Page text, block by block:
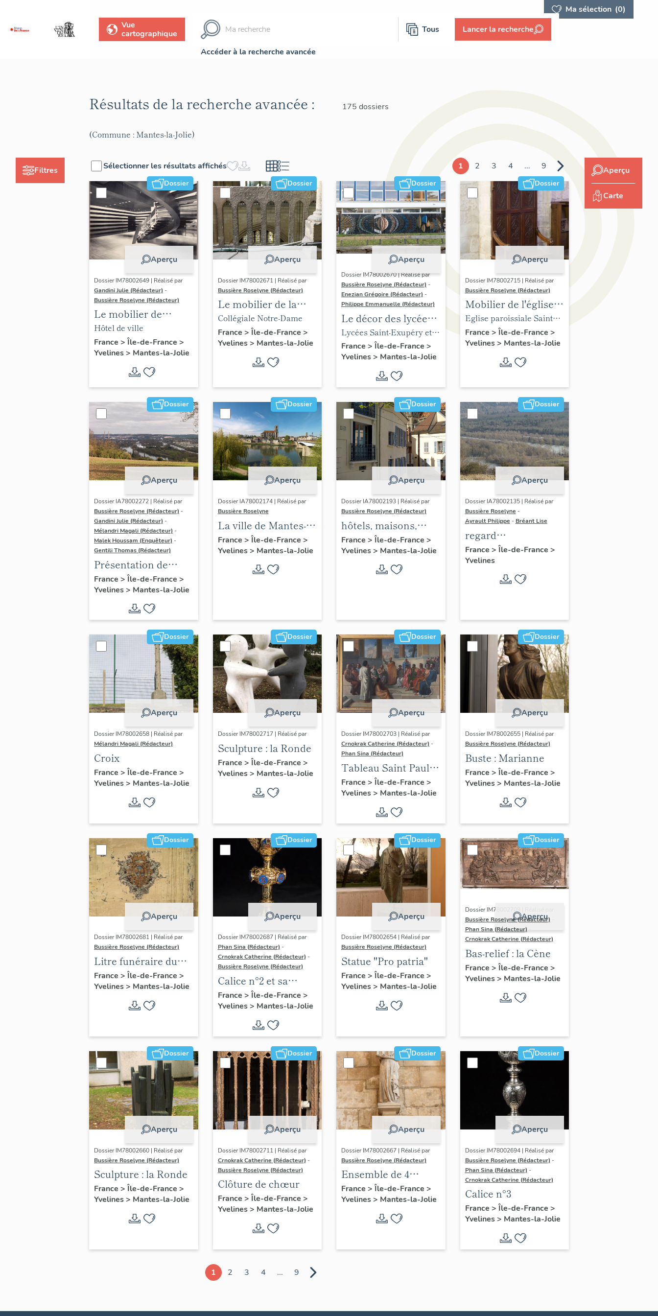
Ma sélection (0)
Vue
cartographique
Tous Lancer la recherche
Accéder à la recherche avancée
Filtres
Résultats de la recherche avancée : 175 dossiers
(Commune : Mantes-la-Jolie)
Sélectionner les résultats affichés 1 2 3 4 ... 9
Dossier
Aperçu
Dossier IM78002649 | Réalisé par
Gandini Julie (Rédacteur) -
Bussière Roselyne (Rédacteur)
Le mobilier de
l'hôtel de ville
Hôtel de ville
France > Île-de-France >
Yvelines> Mantes-la-Jolie
Dossier
Aperçu
Dossier IM78002671 | Réalisé par
Bussière Roselyne (Rédacteur)
Le mobilier de la
collégiale
Collégiale Notre-Dame
France > Île-de-France >
Yvelines> Mantes-la-Jolie
Dossier
Aperçu
Dossier IM78002670 | Réalisé par
Bussière Roselyne (Rédacteur) -
Enezian Grégoire (Rédacteur) -
Philippe Emmanuelle (Rédacteur)
Le décor des lycées
de Mantes
Lycées Saint-Exupéry et
Jean Rostand
France > Île-de-France >
Yvelines> Mantes-la-Jolie
Dossier
Aperçu
Dossier IM78002715 | Réalisé par
Bussière Roselyne (Rédacteur)
Mobilier de l'église
Sainte-Anne de
Gassicourt
Eglise paroissiale Sainte-
Anne
France > Île-de-France >
Yvelines> Mantes-la-Jolie
Dossier
Aperçu
Dossier IA78002272 | Réalisé par
Bussière Roselyne (Rédacteur) -
Gandini Julie (Rédacteur) -
Mélandri Magali (Rédacteur) -
Malek Houssam (Enquêteur) -
Gentili Thomas (Rédacteur)
Présentation de
l'étude
France > Île-de-France >
Yvelines> Mantes-la-Jolie
Dossier
Aperçu
Dossier IA78002174 | Réalisé par
Bussière Roselyne
La ville de Mantes-la-
Jolie
France > Île-de-France >
Yvelines> Mantes-la-Jolie
Dossier
Aperçu
Dossier IA78002193 | Réalisé par
Bussière Roselyne (Rédacteur)
hôtels, maisons,
immeubles
France > Île-de-France >
Yvelines> Mantes-la-Jolie
Dossier
Aperçu
Dossier IA78002135 | Réalisé par
Bussière Roselyne -
Ayrault Philippe - Bréant Lise
regard
photographique sur
le territoire de Seine-
France > Île-de-France >
Yvelines
Dossier
Aperçu
Dossier IM78002658 | Réalisé par
Mélandri Magali (Rédacteur)
Croix
France > Île-de-France >
Yvelines> Mantes-la-Jolie
Dossier
Aperçu
Dossier IM78002717 | Réalisé par
Sculpture : la Ronde
France > Île-de-France >
Yvelines> Mantes-la-Jolie
Dossier
Aperçu
Dossier IM78002703 | Réalisé par
Crnokrak Catherine (Rédacteur) -
Phan Sina (Rédacteur)
Tableau Saint Paul à
Athènes
France > Île-de-France >
Yvelines> Mantes-la-Jolie
Dossier
Aperçu
Dossier IM78002655 | Réalisé par
Bussière Roselyne (Rédacteur)
Buste : Marianne
France > Île-de-France >
Yvelines> Mantes-la-Jolie
Dossier
Aperçu
Dossier IM78002681 | Réalisé par
Bussière Roselyne (Rédacteur)
Litre funéraire du
prince de Conti
France > Île-de-France >
Yvelines> Mantes-la-Jolie
Dossier
Aperçu
Dossier IM78002687 | Réalisé par
Phan Sina (Rédacteur) -
Crnokrak Catherine (Rédacteur) -
Bussière Roselyne (Rédacteur)
Calice n°2 et sa
patène
France > Île-de-France >
Yvelines> Mantes-la-Jolie
Dossier
Aperçu
Dossier IM78002654 | Réalisé par
Bussière Roselyne (Rédacteur)
Statue "Pro patria"
France > Île-de-France >
Yvelines> Mantes-la-Jolie
Dossier
Aperçu
Dossier IM78002709 | Réalisé par
Bussière Roselyne (Rédacteur)
Phan Sina (Rédacteur)
Crnokrak Catherine (Rédacteur)
Bas-relief : la Cène
France > Île-de-France >
Yvelines> Mantes-la-Jolie
Dossier
Aperçu
Dossier IM78002660 | Réalisé par
Bussière Roselyne (Rédacteur)
Sculpture : la Ronde
France > Île-de-France >
Yvelines> Mantes-la-Jolie
Dossier
Aperçu
Dossier IM78002711 | Réalisé par
Crnokrak Catherine (Rédacteur) -
Bussière Roselyne (Rédacteur)
Clôture de chœur
France > Île-de-France >
Yvelines> Mantes-la-Jolie
Dossier
Aperçu
Dossier IM78002667 | Réalisé par
Bussière Roselyne (Rédacteur)
Ensemble de 4
statues
France > Île-de-France >
Yvelines> Mantes-la-Jolie
Dossier
Aperçu
Dossier IM78002694 | Réalisé par
Bussière Roselyne (Rédacteur) -
Phan Sina (Rédacteur) -
Crnokrak Catherine (Rédacteur)
Calice n°3
France > Île-de-France >
Yvelines> Mantes-la-Jolie
1 2 3 4 ... 9
Aperçu
Carte